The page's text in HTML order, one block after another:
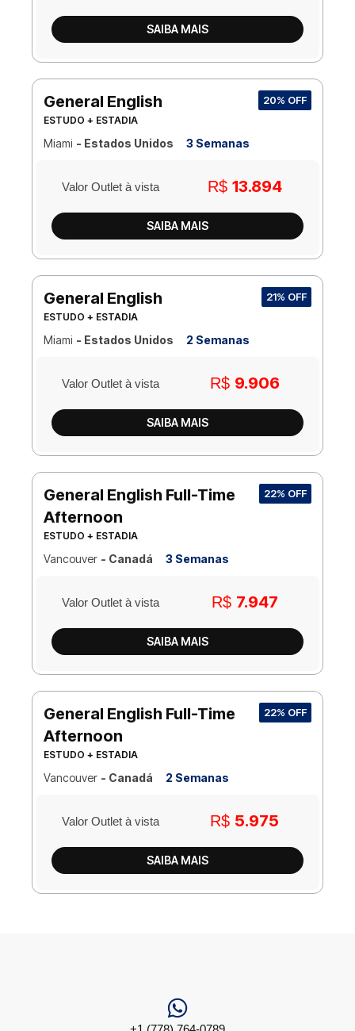
SAIBA MAIS
General English 20% OFF
ESTUDO + ESTADIA
Miami - Estados Unidos 3 Semanas
Valor Outlet à vista R$ 13.894
SAIBA MAIS
General English 21% OFF
ESTUDO + ESTADIA
Miami - Estados Unidos 2 Semanas
Valor Outlet à vista R$ 9.906
SAIBA MAIS
General English Full-Time
Afternoon
22% OFF
ESTUDO + ESTADIA
Vancouver - Canadá 3 Semanas
Valor Outlet à vista R$ 7.947
SAIBA MAIS
General English Full-Time
Afternoon
22% OFF
ESTUDO + ESTADIA
Vancouver - Canadá 2 Semanas
Valor Outlet à vista R$ 5.975
SAIBA MAIS